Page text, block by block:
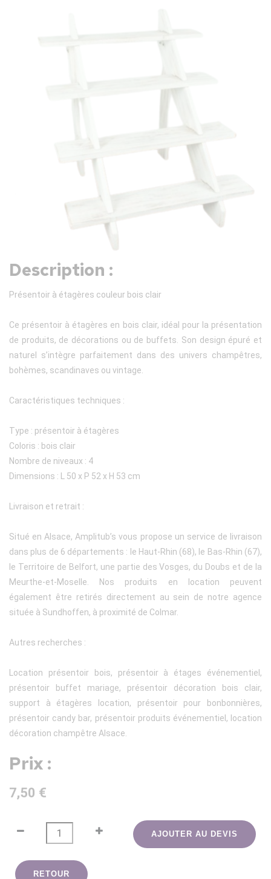
Description :
Présentoir à étagères couleur bois clair
Ce présentoir à étagères en bois clair, idéal pour la présentation
de produits, de décorations ou de buffets. Son design épuré et
naturel s’intègre parfaitement dans des univers champêtres,
bohèmes, scandinaves ou vintage.
Caractéristiques techniques :
Type : présentoir à étagères
Coloris : bois clair
Nombre de niveaux : 4
Dimensions : L 50 x P 52 x H 53 cm
Livraison et retrait :
Situé en Alsace, Amplitub’s vous propose un service de livraison
dans plus de 6 départements : le Haut-Rhin (68), le Bas-Rhin (67),
le Territoire de Belfort, une partie des Vosges, du Doubs et de la
Meurthe-et-Moselle. Nos produits en location peuvent
également être retirés directement au sein de notre agence
située à Sundhoffen, à proximité de Colmar.
Autres recherches :
Location présentoir bois, présentoir à étages événementiel,
présentoir buffet mariage, présentoir décoration bois clair,
support à étagères location, présentoir pour bonbonnières,
présentoir candy bar, présentoir produits événementiel, location
décoration champêtre Alsace.
Prix :
7,50 €
AJOUTER AU DEVIS
RETOUR